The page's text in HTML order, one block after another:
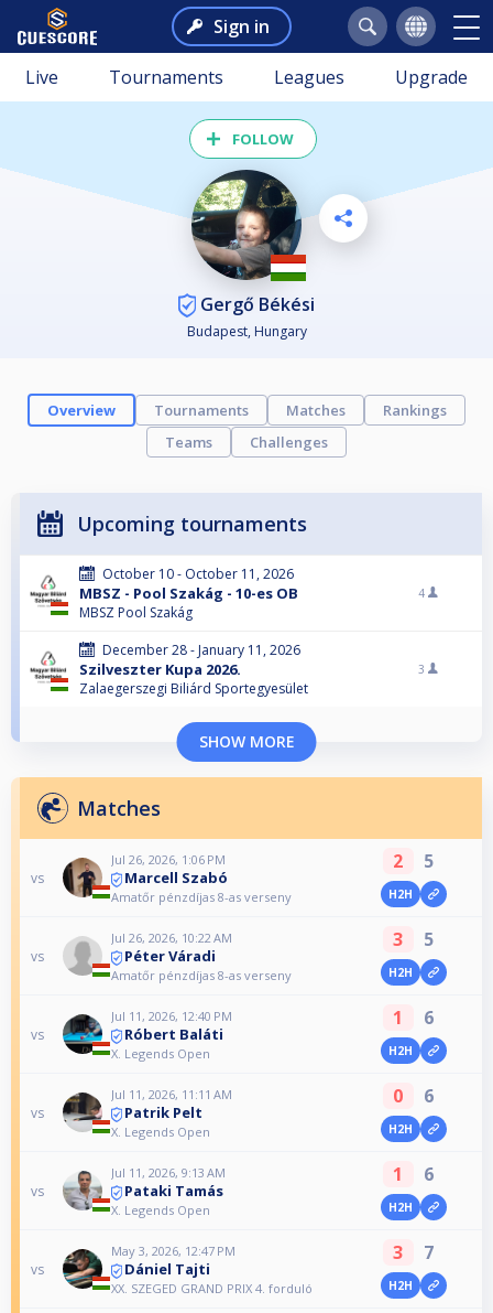
Sign in
Live Tournaments Leagues Upgrade
FOLLOW
Gergő Békési
Budapest, Hungary
Overview Tournaments Matches
Rankings
Teams
Challenges
Upcoming tournaments
October 10 - October 11, 2026
MBSZ - Pool Szakág - 10-es OB
MBSZ Pool Szakág
4
December 28 - January 11, 2026
Szilveszter Kupa 2026.
Zalaegerszegi Biliárd Sportegyesület
3
SHOW MORE
Matches
vs
Jul 26, 2026, 1:06 PM
Marcell Szabó
Amatőr pénzdíjas 8-as verseny
2 5
H2H
vs
Jul 26, 2026, 10:22 AM
Péter Váradi
Amatőr pénzdíjas 8-as verseny
3 5
H2H
vs
Jul 11, 2026, 12:40 PM
Róbert Baláti
X. Legends Open
1 6
H2H
vs
Jul 11, 2026, 11:11 AM
Patrik Pelt
X. Legends Open
0 6
H2H
vs
Jul 11, 2026, 9:13 AM
Pataki Tamás
X. Legends Open
1 6
H2H
vs
May 3, 2026, 12:47 PM
Dániel Tajti
XX. SZEGED GRAND PRIX 4. forduló
3 7
H2H